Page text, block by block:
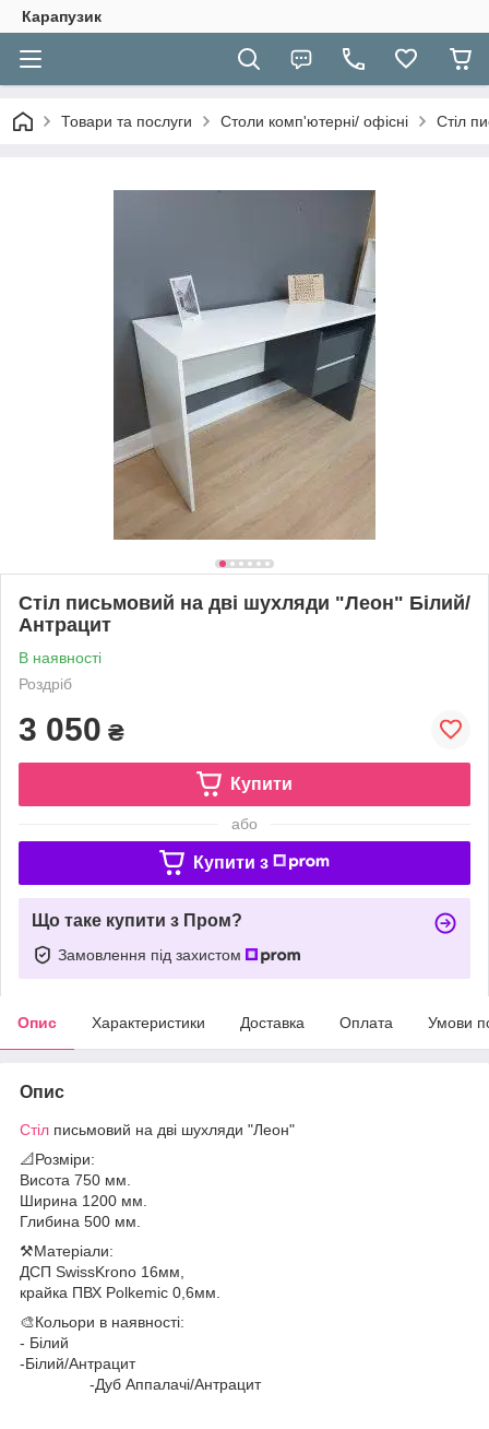
Карапузик
Товари та послуги Столи комп'ютерні/ офісні Стіл
Стіл письмовий на дві шухляди "Леон" Білий/
Антрацит
В наявності
Роздріб
3 050 ₴
Купити
або
Купити з
Що таке купити з Пром?
Замовлення під захистом
Опис Характеристики Доставка Оплата Умови
Опис
Стіл письмовий на дві шухляди "Леон"
📐Розміри:
Висота 750 мм.
Ширина 1200 мм.
Глибина 500 мм.
⚒️Матеріали:
ДСП SwissKrono 16мм,
крайка ПВХ Polkemic 0,6мм.
🎨Кольори в наявності:
- Білий
-Білий/Антрацит
-Дуб Аппалачі/Антрацит